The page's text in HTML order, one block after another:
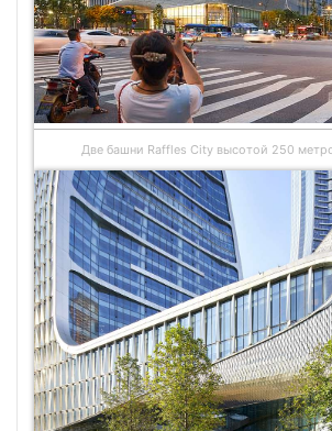
Две башни Raffles City высотой 250